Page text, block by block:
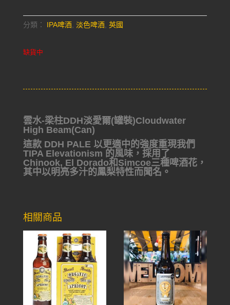
分類： IPA啤酒, 淡色啤酒, 英國
缺貨中
雲水-梁柱DDH淡愛爾(罐裝)Cloudwater
High Beam(Can)
這款 DDH PALE 以更適中的強度重現我們
TIPA Elevationism 的風味，採用了
Chinook, El Dorado和Simcoe三種啤酒花，
其中以明亮多汁的鳳梨特性而聞名。
相關商品